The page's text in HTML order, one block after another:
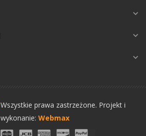
expand_more
expand_more
expand_more
Wszystkie prawa zastrzeżone. Projekt i
wykonanie: Webmax